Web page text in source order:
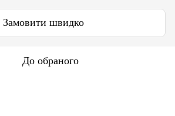
Замовити швидко
До обраного